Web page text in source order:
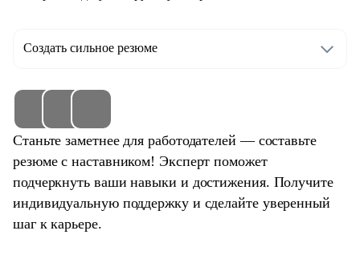
Создать сильное резюме
Станьте заметнее для работодателей — составьте
резюме с наставником! Эксперт поможет
подчеркнуть ваши навыки и достижения. Получите
индивидуальную поддержку и сделайте уверенный
шаг к карьере.